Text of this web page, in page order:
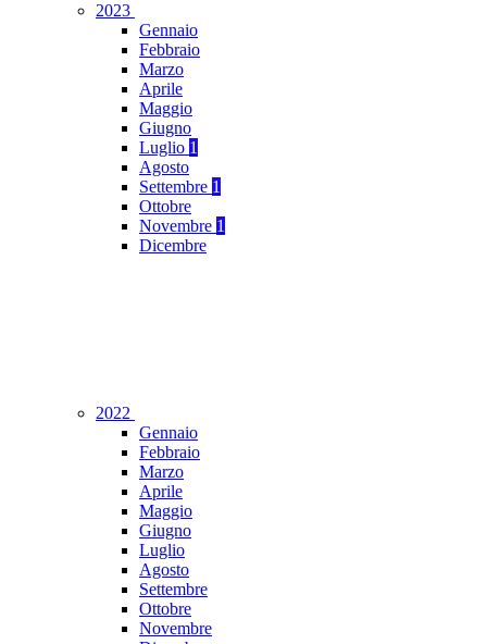
2023
Gennaio
Febbraio
Marzo
Aprile
Maggio
Giugno
Luglio 1
Agosto
Settembre 1
Ottobre
Novembre 1
Dicembre
2022
Gennaio
Febbraio
Marzo
Aprile
Maggio
Giugno
Luglio
Agosto
Settembre
Ottobre
Novembre